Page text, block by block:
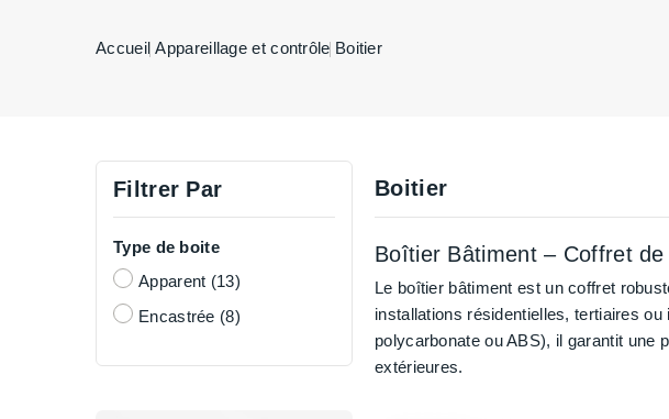
Accueil Appareillage et contrôle Boitier
Filtrer Par
Type de boite
Apparent (13)
Encastrée (8)
Boitier
Boîtier Bâtiment – Coffret
Le boîtier bâtiment est un coffret
installations résidentielles, tertiaires
polycarbonate ou ABS), il garantit une
extérieures.